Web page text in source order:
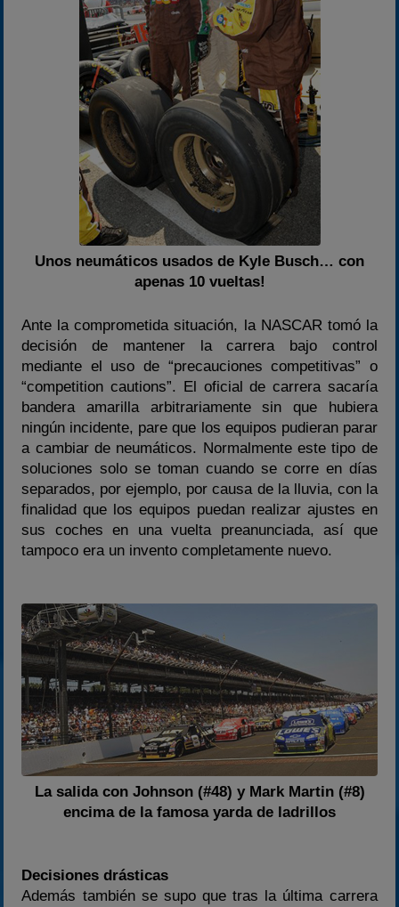
Unos neumáticos usados de Kyle Busch… con
apenas 10 vueltas!
Ante la comprometida situación, la NASCAR tomó la
decisión de mantener la carrera bajo control
mediante el uso de “precauciones competitivas” o
“competition cautions”. El oficial de carrera sacaría
bandera amarilla arbitrariamente sin que hubiera
ningún incidente, pare que los equipos pudieran parar
a cambiar de neumáticos. Normalmente este tipo de
soluciones solo se toman cuando se corre en días
separados, por ejemplo, por causa de la lluvia, con la
finalidad que los equipos puedan realizar ajustes en
sus coches en una vuelta preanunciada, así que
tampoco era un invento completamente nuevo.
La salida con Johnson (#48) y Mark Martin (#8)
encima de la famosa yarda de ladrillos
Decisiones drásticas
Además también se supo que tras la última carrera